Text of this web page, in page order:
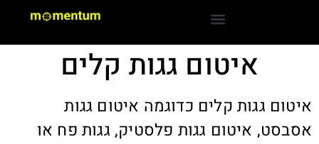
איטום גגות קלים
איטום גגות קלים כדוגמה איטום גגות
אסבסט, איטום גגות פלסטיק, גגות פח או